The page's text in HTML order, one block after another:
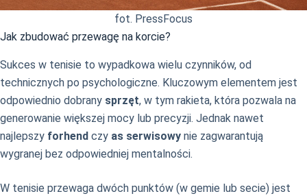
fot. PressFocus
Jak zbudować przewagę na korcie?
Sukces w tenisie to wypadkowa wielu czynników, od
technicznych po psychologiczne. Kluczowym elementem jest
odpowiednio dobrany sprzęt, w tym rakieta, która pozwala na
generowanie większej mocy lub precyzji. Jednak nawet
najlepszy forhend czy as serwisowy nie zagwarantują
wygranej bez odpowiedniej mentalności.
W tenisie przewaga dwóch punktów (w gemie lub secie) jest